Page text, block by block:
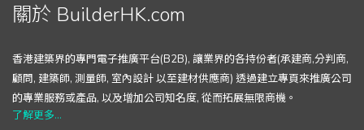
關於 BuilderHK.com
香港建築界的專門電子推廣平台(B2B), 讓業界的各持份者(承建商,分判商,
顧問, 建築師, 測量師, 室內設計 以至建材供應商) 透過建立專頁來推廣公司
的專業服務或產品, 以及增加公司知名度, 從而拓展無限商機。
了解更多...